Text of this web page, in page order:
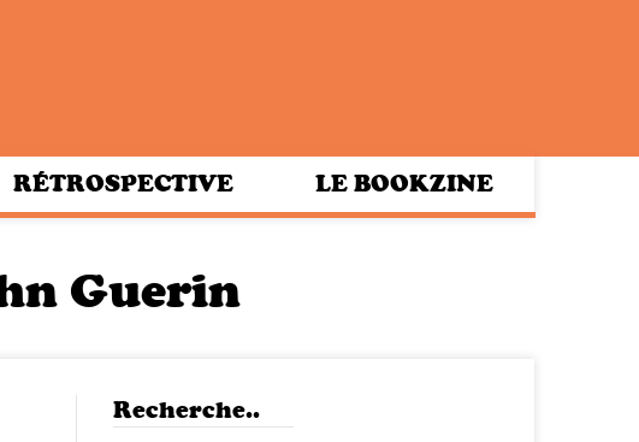
RÉTROSPECTIVE LE BOOKZINE
Guerin
Recherche..